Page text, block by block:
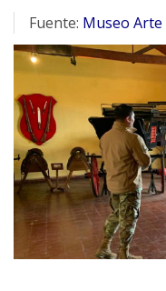
Fuente: Museo Arte